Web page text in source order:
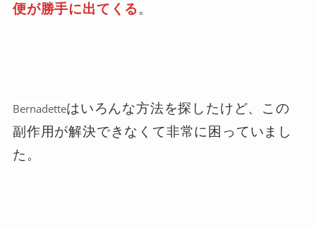
便が勝手に出てくる。
Bernadetteはいろんな方法を探したけど、この
副作用が解決できなくて非常に困っていまし
た。